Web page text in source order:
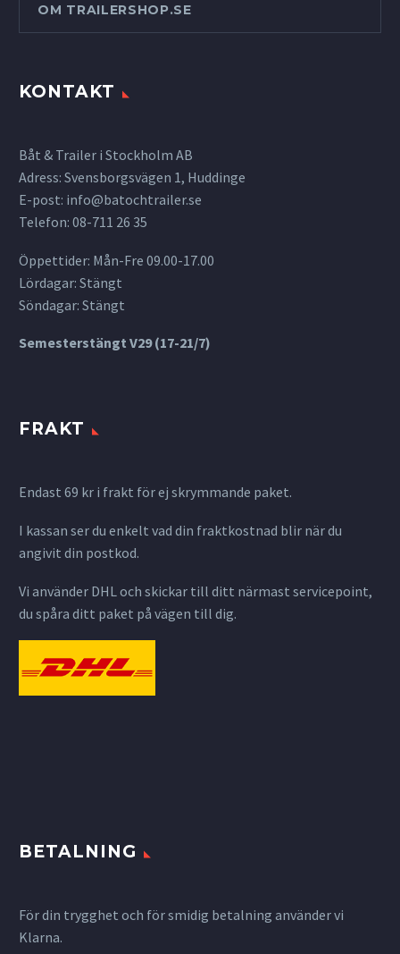
OM TRAILERSHOP.SE
KONTAKT
Båt & Trailer i Stockholm AB
Adress: Svensborgsvägen 1, Huddinge
E-post: info@batochtrailer.se
Telefon: 08-711 26 35
Öppettider: Mån-Fre 09.00-17.00
Lördagar: Stängt
Söndagar: Stängt
Semesterstängt V29 (17-21/7)
FRAKT
Endast 69 kr i frakt för ej skrymmande paket.
I kassan ser du enkelt vad din fraktkostnad blir när du
angivit din postkod.
Vi använder DHL och skickar till ditt närmast servicepoint,
du spåra ditt paket på vägen till dig.
BETALNING
För din trygghet och för smidig betalning använder vi
Klarna.